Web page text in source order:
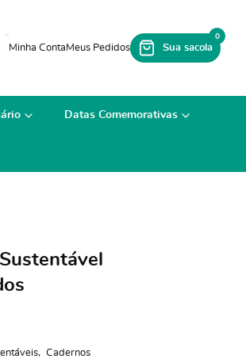
0
Datas Comemorativas
Cadernos